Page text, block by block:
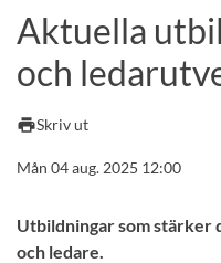
Andra söktjänster
Kurser och program
Aktuella
och
printSkriv ut
Mån 04 aug. 2025 12:00
Utbildningar som stärker
och ledare.